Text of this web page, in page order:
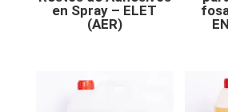
en Spray – ELET
(AER)